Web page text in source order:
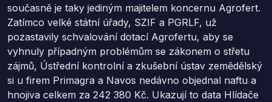
současně je taky jediným majitelem koncernu Agrofert.
Zatímco velké státní úřady, SZIF a PGRLF, už
pozastavily schvalování dotací Agrofertu, aby se
vyhnuly případným problémům se zákonem o střetu
zájmů, Ústřední kontrolní a zkušební ústav zemědělský
si u firem Primagra a Navos nedávno objednal naftu a
hnojiva celkem za 242 380 Kč. Ukazují to data Hlídače